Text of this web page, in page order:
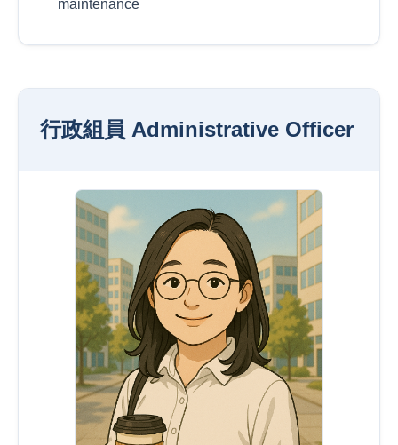
maintenance
行政組員 Administrative Officer